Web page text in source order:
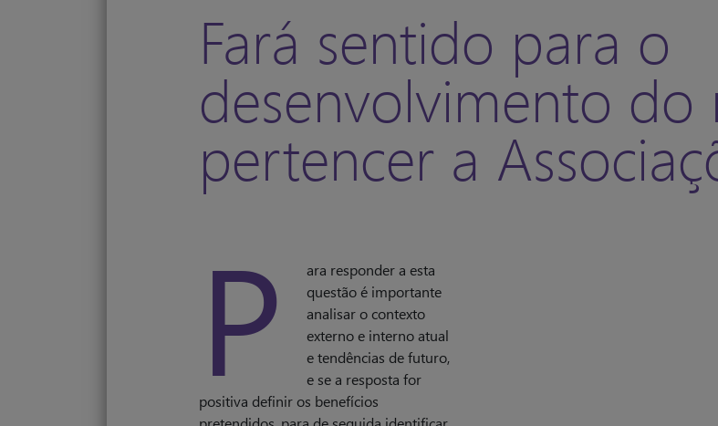
Fará sentido para o
desenvolvimento do
pertencer a
P
ara responder a esta
questão é importante
analisar o contexto
externo e interno atual
e tendências de futuro,
e se a resposta for
positiva definir os benefícios